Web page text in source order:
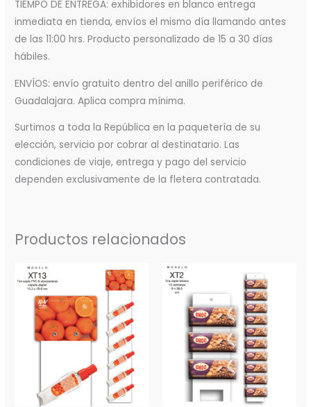
TIEMPO DE ENTREGA: exhibidores en blanco entrega
inmediata en tienda, envíos el mismo día llamando antes
de las 11:00 hrs. Producto personalizado de 15 a 30 días
hábiles.
ENVÍOS: envío gratuito dentro del anillo periférico de
Guadalajara. Aplica compra mínima.
Surtimos a toda la República en la paquetería de su
elección, servicio por cobrar al destinatario. Las
condiciones de viaje, entrega y pago del servicio
dependen exclusivamente de la fletera contratada.
Productos relacionados